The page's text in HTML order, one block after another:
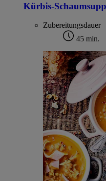
Kürbis-
Zubereitungsdauer
45 min.